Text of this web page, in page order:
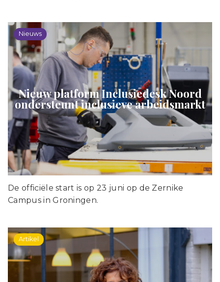
Nieuws
Nieuw platform Inclusiedesk Noord
ondersteunt inclusieve arbeidsmarkt
De officiële start is op 23 juni op de Zernike
Campus in Groningen.
Artikel